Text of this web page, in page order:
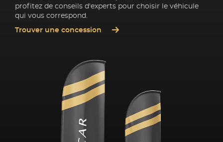
profitez de conseils d'experts pour choisir le véhicule
qui vous correspond.
Trouver une concession